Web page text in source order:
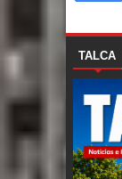
TALCA